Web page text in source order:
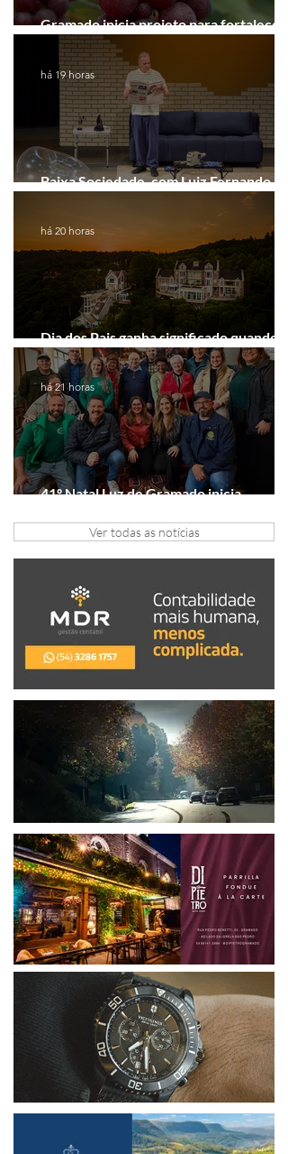
Gramado inicia projeto para fortalecer a
Rota do Vinho
Baixa Sociedade, com Luiz Fernando
Guimarães, chega a Novo Hamburgo
há 19 horas
Dia dos Pais ganha significado quando o
presente é viver experiências juntos
há 20 horas
41º Natal Luz de Gramado inicia
há 21 horas
Ver todas as notícias